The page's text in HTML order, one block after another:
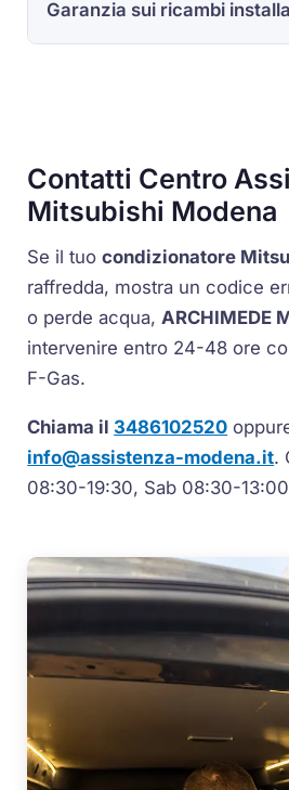
Garanzia sui ricambi
Contatti Centro
Mitsubishi Modena
Se il tuocondizionatore
raffredda, mostra un codice
o perde acqua, ARCHIMEDE
intervenire entro 24-48 ore
F-Gas.
Chiama il 3486102520
info@assistenza-modena.it.
08:30-19:30, Sab 08:30-